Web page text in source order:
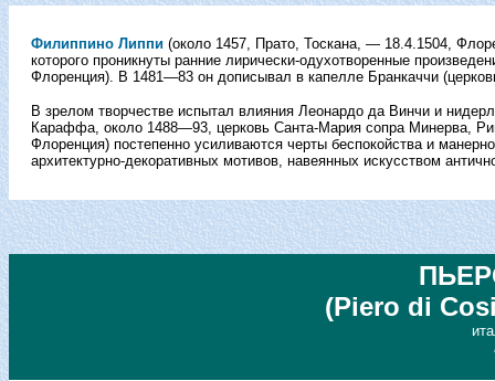
Филиппино Липпи (около 1457, Прато, Тоскана, — 18.4.1504,
которого проникнуты ранние лирически-одухотворенные
Флоренция). В 1481—83 он дописывал в капелле Бранкаччи
В зрелом творчестве испытал влияния Леонардо да Винчи и
Караффа, около 1488—93, церковь Санта-Мария сопра Минерва,
Флоренция) постепенно усиливаются черты беспокойства и
архитектурно-декоративных мотивов, навеянных искусством
(Piero di